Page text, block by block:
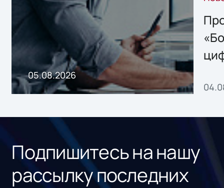
решением Sharx
Storage 2.x для
хранения данных
05.08.2026
Подпишитесь на нашу
рассылку последних